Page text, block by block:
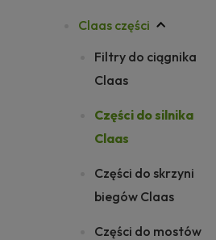
Claas części
Filtry do ciągnika
Claas
Części do silnika
Claas
Części do skrzyni
biegów Claas
Części do mostów